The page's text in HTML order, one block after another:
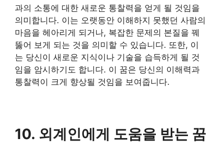
과의 소통에 대한 새로운 통찰력을 얻게 될 것임을
의미합니다. 이는 오랫동안 이해하지 못했던 사람의
마음을 헤아리게 되거나, 복잡한 문제의 본질을 꿰
뚫어 보게 되는 것을 의미할 수 있습니다. 또한, 이
는 당신이 새로운 지식이나 기술을 습득하게 될 것
임을 암시하기도 합니다. 이 꿈은 당신의 이해력과
통찰력이 크게 향상될 것임을 보여줍니다.
10. 외계인에게 도움을 받는 꿈